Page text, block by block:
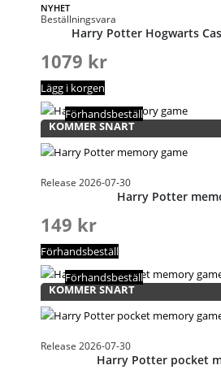
NYHET
Beställningsvara
Harry Potter Hogwarts
1079 kr
Lägg i korgen
KOMMER SNART
Release 2026-07-30
Förhandsbeställ
Harry Potter
149 kr
Förhandsbeställ
KOMMER SNART
Release 2026-07-30
Förhandsbeställ
Harry Potter pocket